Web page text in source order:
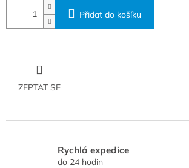
Přidat do košíku
ZEPTAT SE
Rychlá expedice
do 24 hodin